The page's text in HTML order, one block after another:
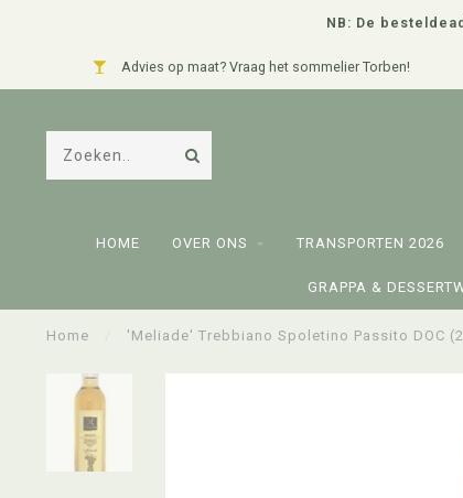
NB: De
Advies op maat? Vraag het sommelier Torben!
HOME OVER ONS TRANSPORTEN 2026
GRAPPA &
Home 'Meliade' Trebbiano Spoletino Passito DOC